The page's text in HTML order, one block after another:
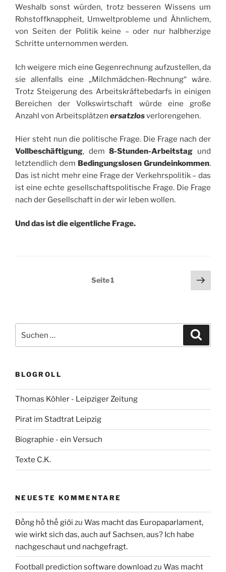
Weshalb sonst würden, trotz besseren Wissens um
Rohstoffknappheit, Umweltprobleme und Ähnlichem,
von Seiten der Politik keine – oder nur halbherzige
Schritte unternommen werden.
Ich weigere mich eine Gegenrechnung aufzustellen, da
sie allenfalls eine „Milchmädchen-Rechnung“ wäre.
Trotz Steigerung des Arbeitskräftebedarfs in einigen
Bereichen der Volkswirtschaft würde eine große
Anzahl von Arbeitsplätzen ersatzlosverlorengehen.
Hier steht nun die politische Frage. Die Frage nach der
Vollbeschäftigung, dem8-Stunden-Arbeitstag und
letztendlich dem Bedingungslosen Grundeinkommen.
Das ist nicht mehr eine Frage der Verkehrspolitik – das
ist eine echte gesellschaftspolitische Frage. Die Frage
nach der Gesellschaft in der wir leben wollen.
Und das ist die eigentliche Frage.
Seitennummerierung
Seite1
nach:
BLOGROLL
Thomas Köhler - Leipziger Zeitung
Pirat im Stadtrat Leipzig
Biographie - ein Versuch
Texte C.K.
NEUESTE KOMMENTARE
Đồng hồ thế giới zu Was macht das Europaparlament,
wie wirkt sich das, auch auf Sachsen, aus? Ich habe
nachgeschaut und nachgefragt.
Football prediction software download zu Was macht